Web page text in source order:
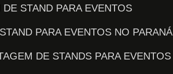
DE STAND PARA EVENTOS
STAND PARA EVENTOS NO PARANÁ
DE STANDS PARA EVENTOS